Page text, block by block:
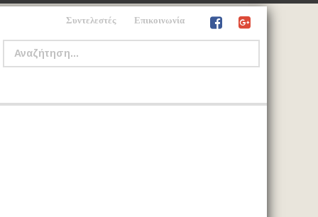
Συντελεστές Επικοινωνία